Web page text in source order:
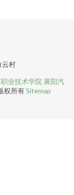
云村
业技术学院 襄阳汽
权所有Sitemap